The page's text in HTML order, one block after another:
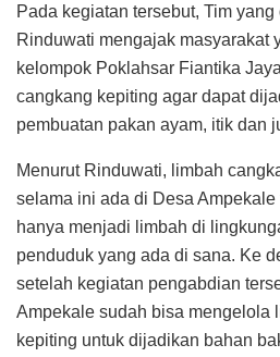
Pada kegiatan tersebut, Tim
Rinduwati mengajak masyarakat
kelompok Poklahsar Fiantika
cangkang kepiting agar dapat
pembuatan pakan ayam, itik dan
Menurut Rinduwati, limbah
selama ini ada di Desa
hanya menjadi limbah di
penduduk yang ada di sana. Ke
setelah kegiatan pengabdian
Ampekale sudah bisa mengelola
kepiting untuk dijadikan bahan